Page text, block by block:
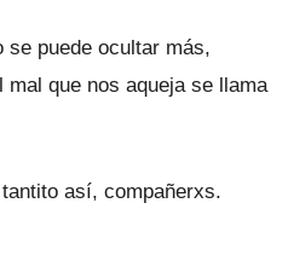
puede ocultar más,
que nos aqueja se llama
así, compañerxs.